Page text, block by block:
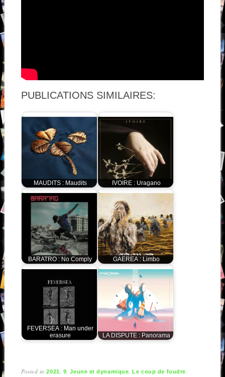
PUBLICATIONS SIMILAIRES:
MAUDITS : Maudits IVOIRE : Uragano
BARATRO : No Comply GAEREA : Limbo
FEVERSEA : Man under
erasure
LA DISPUTE : Panorama
Posted in2021, 9,Jeune et dynamique,Le coup de foudre,